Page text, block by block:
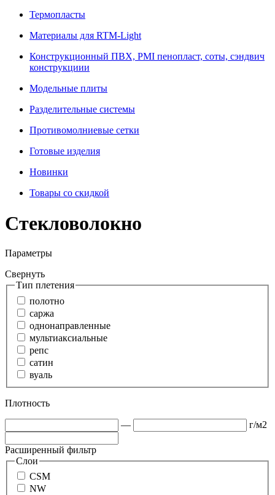
Термопласты
Материалы для RTM-Light
Конструкционный ПВХ, PMI пенопласт, соты, сэндвич
конструкциии
Модельные плиты
Разделительные системы
Противомолниевые сетки
Готовые изделия
Новинки
Товары со скидкой
Стекловолокно
Параметры
Свернуть
Тип плетения
полотно
саржа
однонаправленные
мультиаксиальные
репс
сатин
вуаль
Плотность
— г/м2
Расширенный фильтр
Слои
CSM
NW